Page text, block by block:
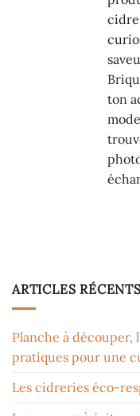
ton
ARTICLES RÉCENTS
Planche à découper,
pratiques pour une
Les cidreries éco-